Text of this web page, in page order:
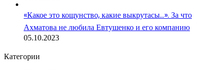
«Какое это кощунство, какие выкрутасы…». За что
Ахматова не любила Евтушенко и его компанию
05.10.2023
Категории